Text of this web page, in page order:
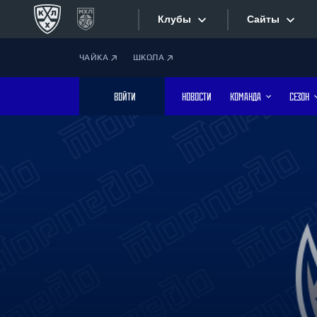
Клубы
Дивизион Боброва
Лада
Сайты
Текстовые
Фотобанк
ЧАЙКА ШКОЛА
ВОЙТИ НОВОСТИ КОМАНДА СЕЗОН